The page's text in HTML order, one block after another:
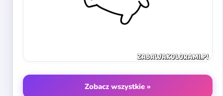
Zobacz wszystkie »